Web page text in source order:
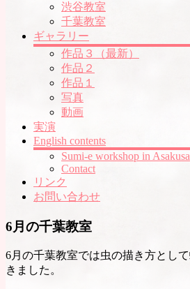
渋谷教室
千葉教室
ギャラリー
作品３（最新）
作品２
作品１
写真
動画
実演
English contents
Sumi-e workshop in Asakusa
Contact
リンク
お問い合わせ
6月の千葉教室
6月の千葉教室では虫の描き方とし
きました。